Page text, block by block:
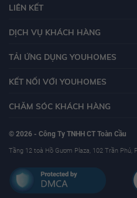
LIÊN KẾT
DỊCH VỤ KHÁCH HÀNG
TẢI ỨNG DỤNG YOUHOMES
KẾT NỐI VỚI YOUHOMES
CHĂM SÓC KHÁCH HÀNG
© 2026 - Công Ty TNHH CT Toàn Cầu
Tầng 12 toà Hồ Gươm Plaza, 102 Trần Phú,